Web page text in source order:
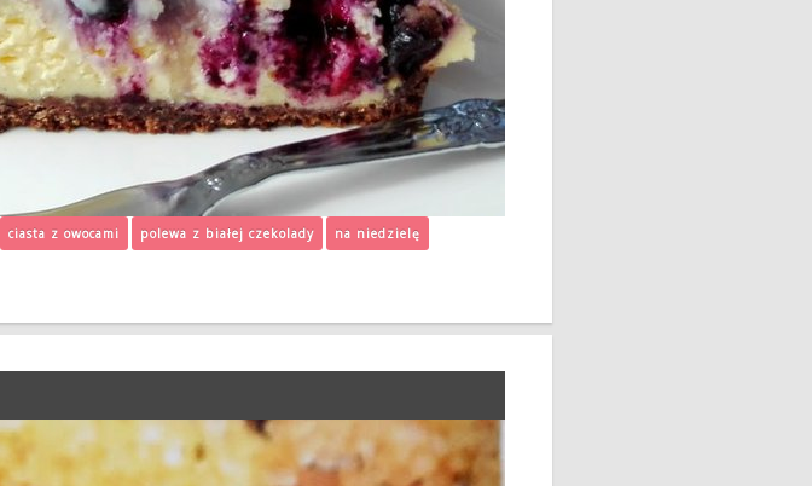
ciasta z owocami polewa z białej czekolady na niedzielę